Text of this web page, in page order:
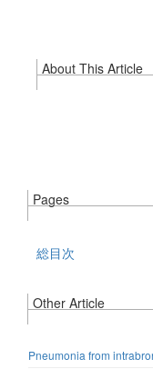
About This Article
Pages
総目次
Other Article
Pneumonia from